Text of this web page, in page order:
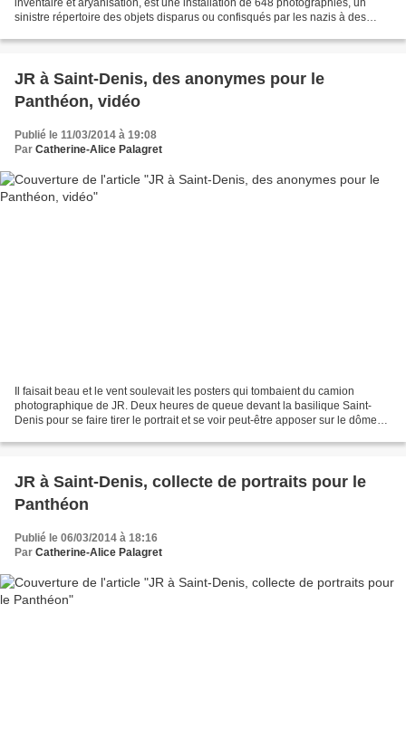
sinistre répertoire des objets disparus ou confisqués par les nazis à des
JR à Saint-Denis, des anonymes pour le
Panthéon, vidéo
Publié le 11/03/2014 à 19:08
Par Catherine-Alice Palagret
Il faisait beau et le vent soulevait les posters qui tombaient du camion
photographique de JR. Deux heures de queue devant la basilique Saint-
Denis pour se faire tirer le portrait et se voir peut-être apposer sur le dôme
JR à Saint-Denis, collecte de portraits pour le
Panthéon
Publié le 06/03/2014 à 18:16
Par Catherine-Alice Palagret